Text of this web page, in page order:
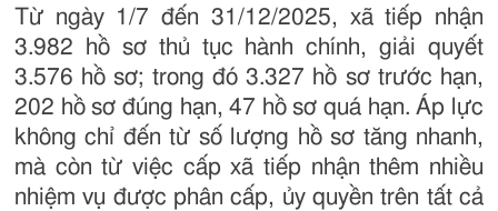
Từ ngày 1/7 đến 31/12/2025, xã tiếp nhận
3.982 hồ sơ thủ tục hành chính, giải quyết
3.576 hồ sơ; trong đó 3.327 hồ sơ trước hạn,
202 hồ sơ đúng hạn, 47 hồ sơ quá hạn. Áp lực
không chỉ đến từ số lượng hồ sơ tăng nhanh,
mà còn từ việc cấp xã tiếp nhận thêm nhiều
nhiệm vụ được phân cấp, ủy quyền trên tất cả